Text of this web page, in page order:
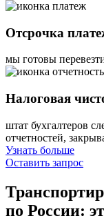
Отсрочка
мы готовы
Налоговая
штат бухгалтеров
отчетностей,
Узнать больше
Оставить запрос
по России: